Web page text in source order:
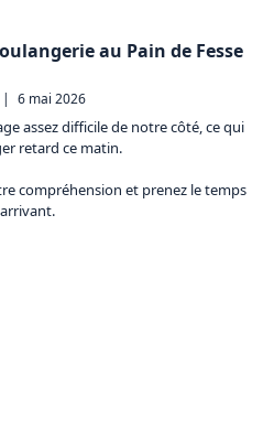
au Pain de Fesse
| 6 mai 2026
assez difficile de notre côté, ce qui
retard ce matin.
compréhension et prenez le temps